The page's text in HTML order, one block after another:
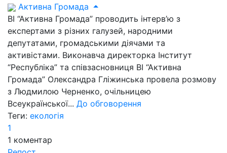
Активна Громада
ВІ “Активна Громада” проводить інтерв’ю з
експертами з різних галузей, народними
депутатами, громадськими діячами та
активістами. Виконавча директорка Інститут
“Республіка” та співзасновниця ВІ “Активна
Громада” Олександра Гліжинська провела розмову
з Людмилою Черненко, очільницею
Всеукраїнської... До обговорення
Теги: екологія
1
1 коментар